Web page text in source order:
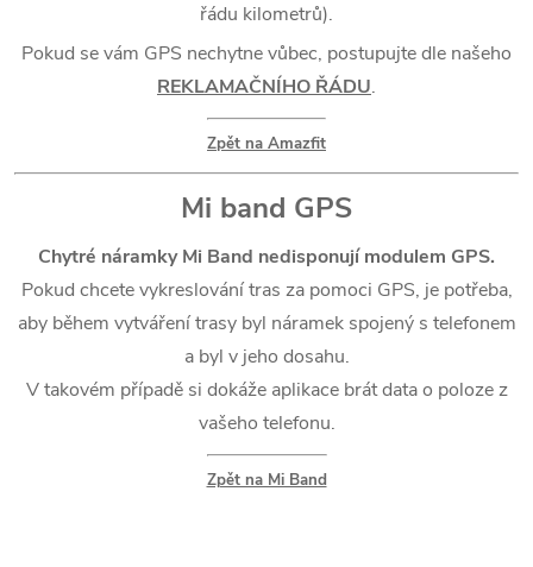
řádu kilometrů).
Pokud se vám GPS nechytne vůbec, postupujte dle našeho
REKLAMAČNÍHO ŘÁDU.
Zpět na Amazfit
Mi band GPS
Chytré náramky Mi Band nedisponují modulem GPS.
Pokud chcete vykreslování tras za pomoci GPS, je potřeba,
aby během vytváření trasy byl náramek spojený s telefonem
a byl v jeho dosahu.
V takovém případě si dokáže aplikace brát data o poloze z
vašeho telefonu.
Zpět na Mi Band